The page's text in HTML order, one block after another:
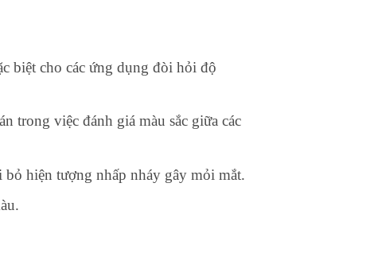
biệt cho các ứng dụng đòi hỏi độ
trong việc đánh giá màu sắc giữa các
hiện tượng nhấp nháy gây mỏi mắt.